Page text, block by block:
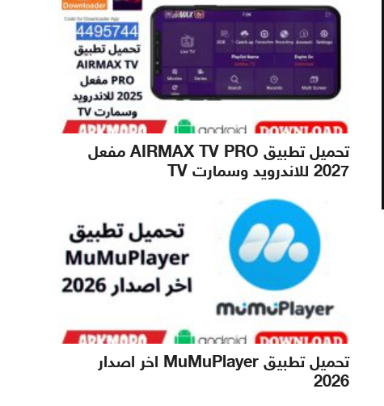
تحميل تطبيق AIRMAX TV PRO مفعل
2027 للاندرويد وسمارت TV
تحميل تطبيق MuMuPlayer اخر اصدار
2026